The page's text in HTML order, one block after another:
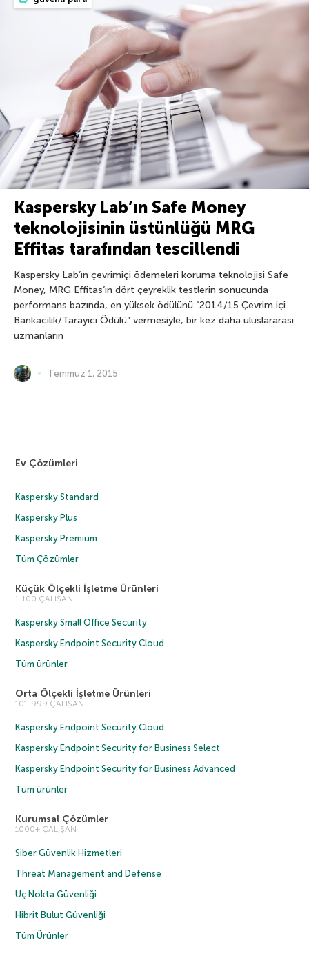
Kaspersky Lab’ın Safe Money
teknolojisinin üstünlüğü MRG
Effitas tarafından tescillendi
Kaspersky Lab’ın çevrimiçi ödemeleri koruma teknolojisi Safe
Money, MRG Effitas’ın dört çeyreklik testlerin sonucunda
performans bazında, en yüksek ödülünü “2014/15 Çevrim içi
Bankacılık/Tarayıcı Ödülü” vermesiyle, bir kez daha uluslararası
uzmanların
Temmuz 1, 2015
Ev Çözümleri
Kaspersky Standard
Kaspersky Plus
Kaspersky Premium
Tüm Çözümler
Küçük Ölçekli İşletme Ürünleri
1-100 ÇALIŞAN
Kaspersky Small Office Security
Kaspersky Endpoint Security Cloud
Tüm ürünler
Orta Ölçekli İşletme Ürünleri
101-999 ÇALIŞAN
Kaspersky Endpoint Security Cloud
Kaspersky Endpoint Security for Business Select
Kaspersky Endpoint Security for Business Advanced
Tüm ürünler
Kurumsal Çözümler
1000+ ÇALIŞAN
Siber Güvenlik Hizmetleri
Threat Management and Defense
Uç Nokta Güvenliği
Hibrit Bulut Güvenliği
Tüm Ürünler